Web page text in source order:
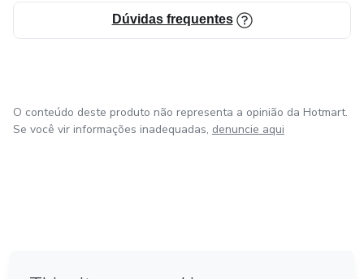
Dúvidas frequentes
O conteúdo deste produto não representa a opinião da Hotmart.
Se você vir informações inadequadas, denuncie aqui